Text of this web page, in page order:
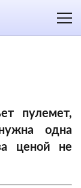
пулемет,
одна
ценой не